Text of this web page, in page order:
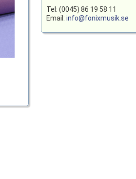
Tel: (0045) 86 19 58 11
Email:info@fonixmusik.se